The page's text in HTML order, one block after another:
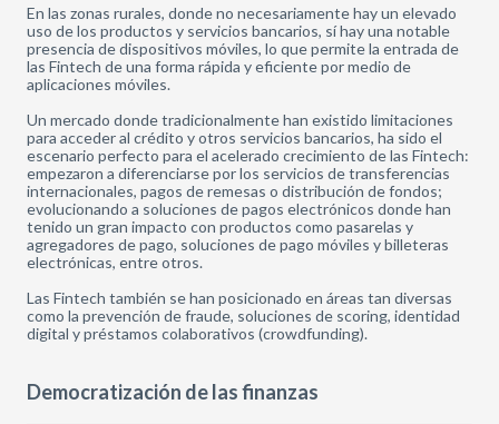
En las zonas rurales, donde no necesariamente hay un elevado
uso de los productos y servicios bancarios, sí hay una notable
presencia de dispositivos móviles, lo que permite la entrada de
las Fintech de una forma rápida y eficiente por medio de
aplicaciones móviles.
Un mercado donde tradicionalmente han existido limitaciones
para acceder al crédito y otros servicios bancarios, ha sido el
escenario perfecto para el acelerado crecimiento de las Fintech:
empezaron a diferenciarse por los servicios de transferencias
internacionales, pagos de remesas o distribución de fondos;
evolucionando a soluciones de pagos electrónicos donde han
tenido un gran impacto con productos como pasarelas y
agregadores de pago, soluciones de pago móviles y billeteras
electrónicas, entre otros.
Las Fintech también se han posicionado en áreas tan diversas
como la prevención de fraude, soluciones de scoring, identidad
digital y préstamos colaborativos (crowdfunding).
Democratización de las finanzas